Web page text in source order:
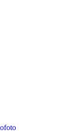
foto